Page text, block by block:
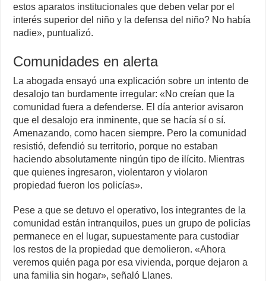
estos aparatos institucionales que deben velar por el
interés superior del niño y la defensa del niño? No había
nadie», puntualizó.
Comunidades en alerta
La abogada ensayó una explicación sobre un intento de
desalojo tan burdamente irregular: «No creían que la
comunidad fuera a defenderse. El día anterior avisaron
que el desalojo era inminente, que se hacía sí o sí.
Amenazando, como hacen siempre. Pero la comunidad
resistió, defendió su territorio, porque no estaban
haciendo absolutamente ningún tipo de ilícito. Mientras
que quienes ingresaron, violentaron y violaron
propiedad fueron los policías».
Pese a que se detuvo el operativo, los integrantes de la
comunidad están intranquilos, pues un grupo de policías
permanece en el lugar, supuestamente para custodiar
los restos de la propiedad que demolieron. «Ahora
veremos quién paga por esa vivienda, porque dejaron a
una familia sin hogar», señaló Llanes.